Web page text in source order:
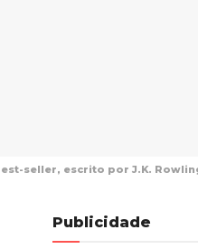
seller, escrito por J.K.
Publicidade